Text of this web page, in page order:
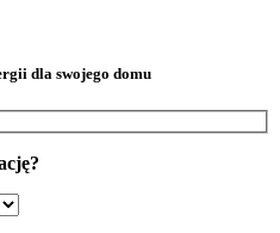
dla swojego domu